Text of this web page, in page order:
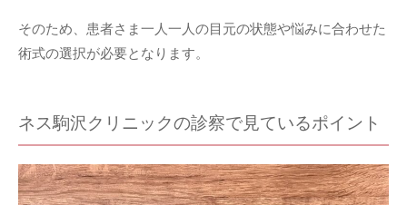
そのため、患者さま一人一人の目元の状態や悩みに合わせた
術式の選択が必要となります。
ネス駒沢クリニックの診察で見ているポイント